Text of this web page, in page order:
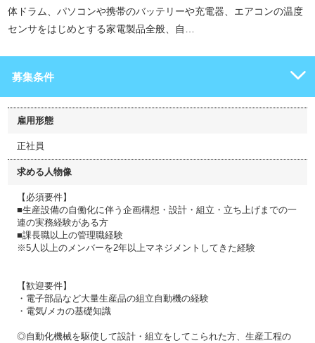
体ドラム、パソコンや携帯のバッテリーや充電器、エアコンの温度
センサをはじめとする家電製品全般、自…
募集条件
雇用形態
正社員
求める人物像
【必須要件】
■生産設備の自働化に伴う企画構想・設計・組立・立ち上げまでの一
連の実務経験がある方
■課長職以上の管理職経験
※5人以上のメンバーを2年以上マネジメントしてきた経験
【歓迎要件】
・電子部品など大量生産品の組立自動機の経験
・電気/メカの基礎知識
◎自動化機械を駆使して設計・組立をしてこられた方、生産工程の